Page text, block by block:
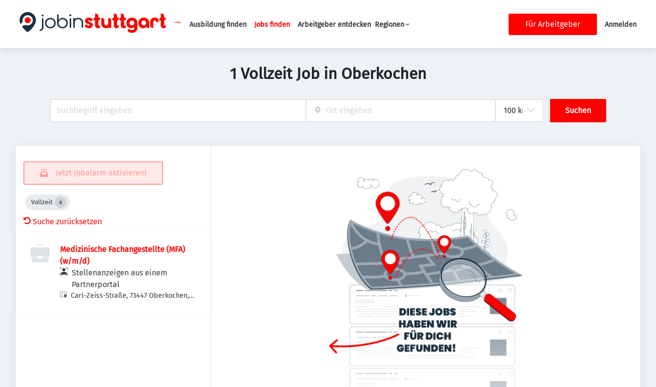
Haupt-Navigation
Ausbildung finden Jobs finden Arbeitgeber entdecken Regionen Für Arbeitgeber Anmelden
1 Vollzeit Job in Oberkochen
Suchen
Jetzt Jobalarm aktivieren!
Vollzeit
Suche zurücksetzen
Medizinische Fachangestellte (MFA)
(w/m/d)
Stellenanzeigen aus einem
Partnerportal
Carl-Zeiss-Straße, 73447 Oberkochen,